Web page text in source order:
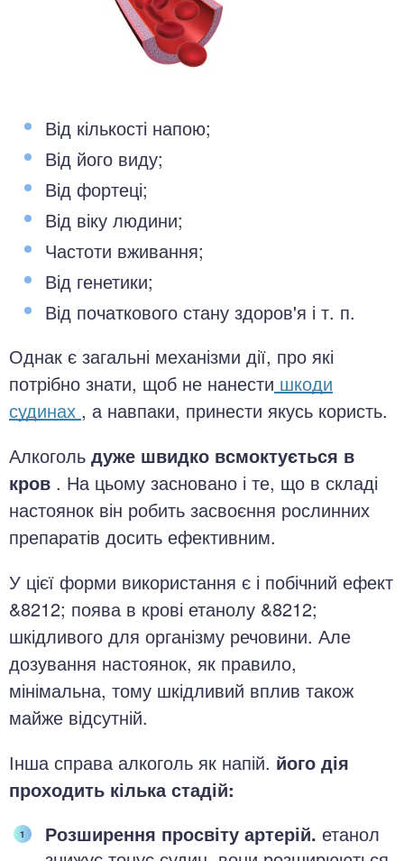
Від кількості напою;
Від його виду;
Від фортеці;
Від віку людини;
Частоти вживання;
Від генетики;
Від початкового стану здоров'я і т. п.
Однак є загальні механізми дії, про які
потрібно знати, щоб не нанести шкоди
судинах , а навпаки, принести якусь користь.
Алкоголь дуже швидко всмоктується в
кров . На цьому засновано і те, що в складі
настоянок він робить засвоєння рослинних
препаратів досить ефективним.
У цієї форми використання є і побічний ефект
&8212; поява в крові етанолу &8212;
шкідливого для організму речовини. Але
дозування настоянок, як правило,
мінімальна, тому шкідливий вплив також
майже відсутній.
Інша справа алкоголь як напій. його дія
проходить кілька стадій:
Розширення просвіту артерій. етанол